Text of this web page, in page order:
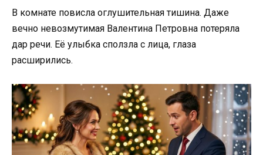
В комнате повисла оглушительная тишина. Даже
вечно невозмутимая Валентина Петровна потеряла
дар речи. Её улыбка сползла с лица, глаза
расширились.